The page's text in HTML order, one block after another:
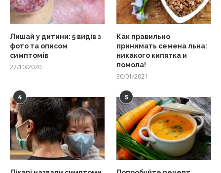
Лишай у дитини: 5 видів з
фото та описом
симптомів
27/10/2020
Как правильно
принимать семена льна:
никакого кипятка и
помола!
30/01/2021
4 5